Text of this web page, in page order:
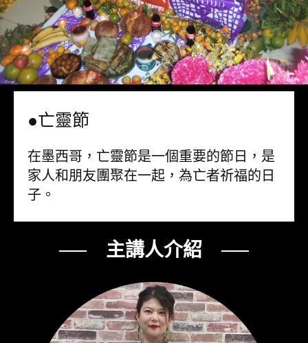
●亡靈節
在墨西哥，亡靈節是一個重要的節日，是
家人和朋友團聚在一起，為亡者祈福的日
子。
── 主講人介紹 ──